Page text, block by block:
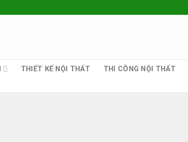
THIẾT KẾ NỘI THẤT THI CÔNG NỘI THẤT